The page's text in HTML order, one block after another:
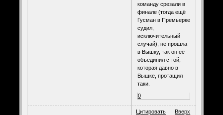
команду срезали в
финале (тогда ещё
Гусман в Премьерке
судил,
исключительный
случай), не прошла
в Вышку, так он её
объединил с той,
которая давно в
Вышке, протащил
таки.
0
Цитировать Вверх